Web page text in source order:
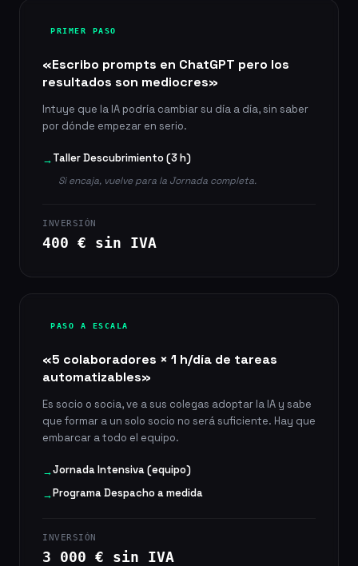
PRIMER PASO
«Escribo prompts en ChatGPT pero los
resultados son mediocres»
Intuye que la IA podría cambiar su día a día, sin saber
por dónde empezar en serio.
→Taller Descubrimiento (3 h)
Si encaja, vuelve para la Jornada completa.
INVERSIÓN
400 € sin IVA
PASO A ESCALA
«5 colaboradores × 1 h/día de tareas
automatizables»
Es socio o socia, ve a sus colegas adoptar la IA y sabe
que formar a un solo socio no será suficiente. Hay que
embarcar a todo el equipo.
→Jornada Intensiva (equipo)
→Programa Despacho a medida
INVERSIÓN
3 000 € sin IVA